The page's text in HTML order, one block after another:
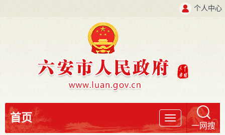
个人中心
导
航
首页
一网搜